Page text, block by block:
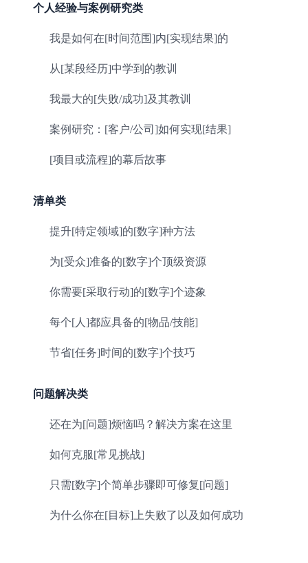
个人经验与案例研究类
我是如何在[时间范围]内[实现结果]的
从[某段经历]中学到的教训
我最大的[失败/成功]及其教训
案例研究：[客户/公司]如何实现[结果]
[项目或流程]的幕后故事
清单类
提升[特定领域]的[数字]种方法
为[受众]准备的[数字]个顶级资源
你需要[采取行动]的[数字]个迹象
每个[人]都应具备的[物品/技能]
节省[任务]时间的[数字]个技巧
问题解决类
还在为[问题]烦恼吗？解决方案在这里
如何克服[常见挑战]
只需[数字]个简单步骤即可修复[问题]
为什么你在[目标]上失败了以及如何成功